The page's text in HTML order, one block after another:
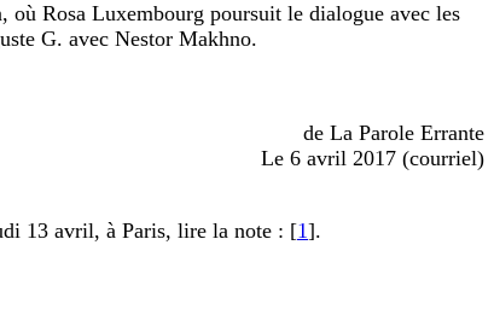
où Rosa Luxembourg poursuit le dialogue avec les
G. avec Nestor Makhno.
de La Parole Errante
Le 6 avril 2017 (courriel)
13 avril, à Paris, lire la note : [1].